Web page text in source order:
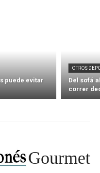
puede evitar
OTROS
Del sofá
correr
Gourmet